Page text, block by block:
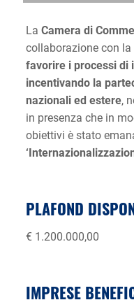
La Camera di
collaborazione con la
favorire i processi di
incentivando la
nazionali ed estere,
in presenza che in
obiettivi è stato
PLAFOND
€ 1.200.000,00
IMPRESE